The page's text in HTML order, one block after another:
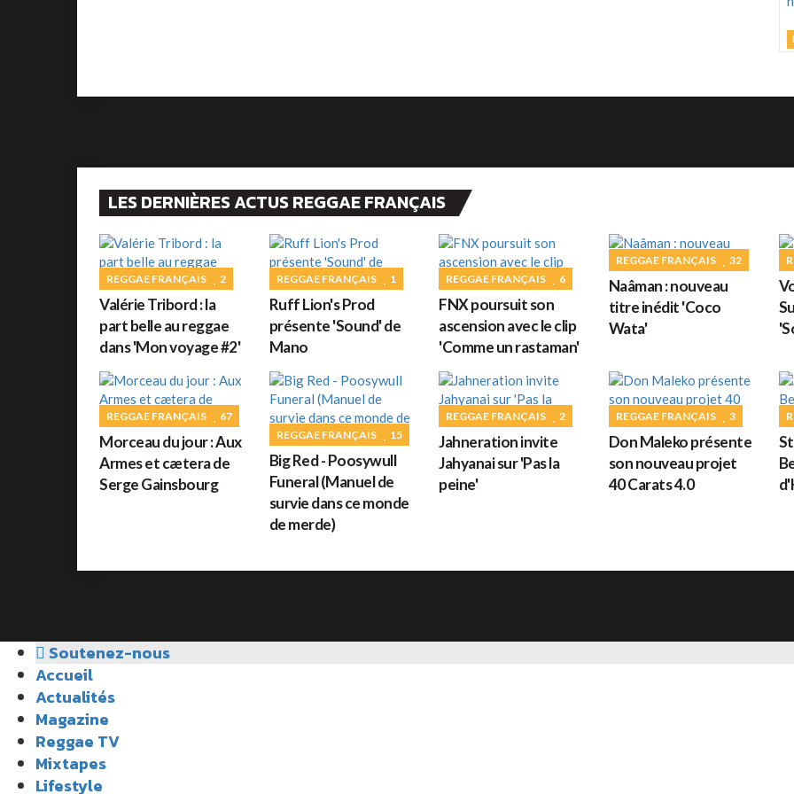
LES DERNIÈRES ACTUS REGGAE FRANÇAIS
REGGAE FRANÇAIS 2
Valérie Tribord : la
part belle au reggae
dans 'Mon voyage #2'
REGGAE FRANÇAIS 1
Ruff Lion's Prod
présente 'Sound' de
Mano
REGGAE FRANÇAIS 6
FNX poursuit son
ascension avec le clip
'Comme un rastaman'
REGGAE FRANÇAIS 32
Naâman : nouveau
titre inédit 'Coco
Wata'
REGGAE FRANÇAIS 67
Morceau du jour : Aux
Armes et cætera de
Serge Gainsbourg
REGGAE FRANÇAIS 15
Big Red - Poosywull
Funeral (Manuel de
survie dans ce monde
de merde)
REGGAE FRANÇAIS 2
Jahneration invite
Jahyanai sur 'Pas la
peine'
REGGAE FRANÇAIS 3
Don Maleko présente
son nouveau projet
40 Carats 4.0
Soutenez-nous
Accueil
Actualités
Magazine
Reggae TV
Mixtapes
Lifestyle